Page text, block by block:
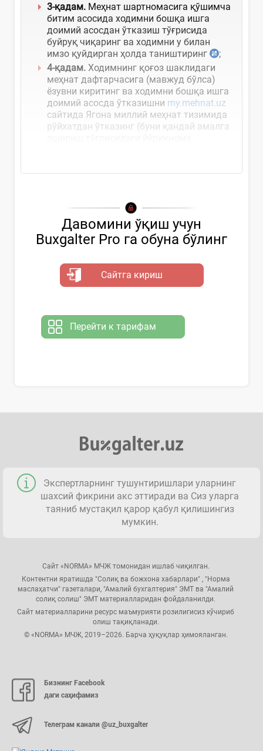
3-қадам. Меҳнат шартномасига қўшимча
битим асосида ходимни бошқа ишга
доимий асосдан ўтказиш тўғрисида
буйруқ чиқаринг ва ходимни у билан
имзо қуйдирган ҳолда таништиринг
;
4-қадам. Ходимнинг қоғоз шаклидаги
меҳнат дафтарчасига (мавжуд бўлса)
ёзувни киритинг ва ходимни бошқа ишга
доимий асосда ўтказишни my.mehnat.uz
сайтида Ягона миллий меҳнат тизимида
рўйхатдан ўтказинг (буни қандай амалга
Давомини ўқиш учун
Buxgalter Pro га обуна бўлинг
Сайтга кириш
Перейти к тарифам
Экспертларнинг тушунтиришлари уларнинг
шахсий фикрини акс эттиради ва Сиз уларга
таяниб мустақил қарор қабул қилишингиз
мумкин.
Сайт «NORMA» МЧЖ томонидан ишлаб чиқилган.
Контентни яратишда "Солиқ ва божхона хабарлари" , "Норма
маслаҳатчи" газеталари, "Амалий бухгалтерия" ЭМТ ва "Амалий
солиқ солиш" ЭМТ материалларидан фойдаланилди.
Сайт материалларини ресурс маъмурияти розилигисиз кўчириб
олиш тақиқланади.
© «NORMA» МЧЖ, 2019–2026. Барча ҳуқуқлар ҳимояланган.
Бизнинг Facebook
даги саҳифамиз
Телеграм канали @uz_buxgalter